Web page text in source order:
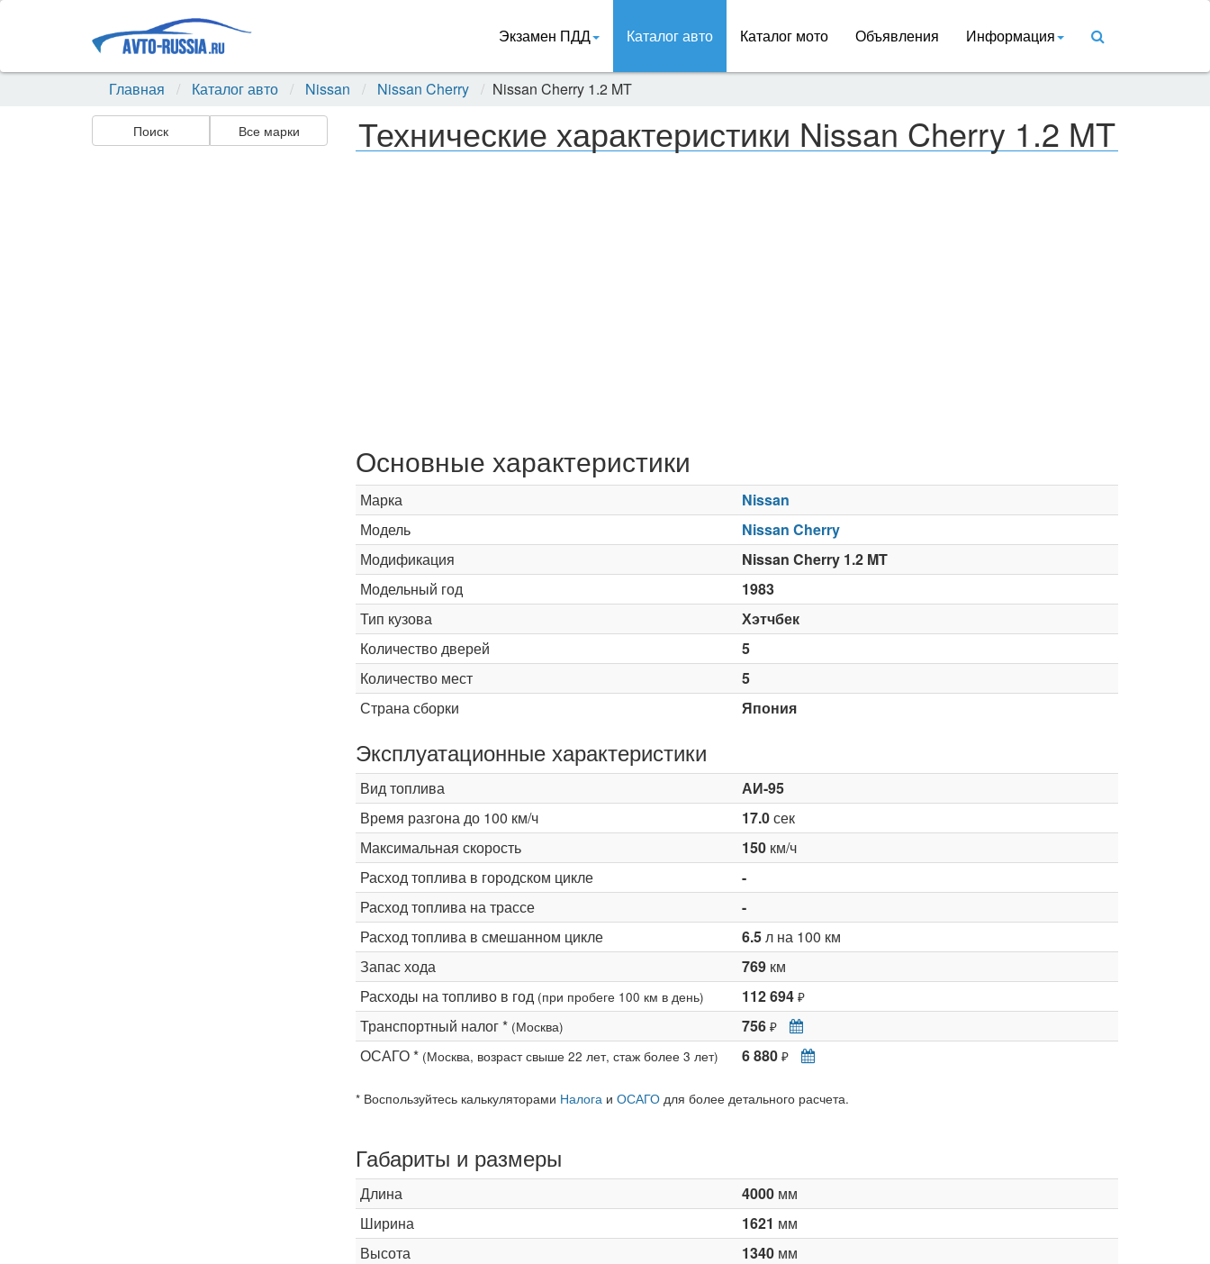
Экзамен ПДД Каталог авто Каталог мото Объявления Информация
Главная Каталог авто Nissan Nissan Cherry Nissan Cherry 1.2 MT
Поиск Все марки Технические характеристики Nissan Cherry 1.2 MT
Основные характеристики
Марка
Nissan
Модель
Nissan Cherry
Модификация
Nissan Cherry 1.2 MT
Модельный год
1983
Тип кузова
Хэтчбек
Количество дверей
5
Количество мест
5
Страна сборки
Япония
Эксплуатационные характеристики
Вид топлива
АИ-95
Время разгона до 100 км/ч
17.0сек
Максимальная скорость
150км/ч
Расход топлива в городском цикле
-
Расход топлива на трассе
-
Расход топлива в смешанном цикле
6.5л на 100 км
Запас хода
769км
Расходы на топливо в год (при пробеге 100 км в день) 112 694 ₽
Транспортный налог * (Москва) 756 ₽
ОСАГО * (Москва, возраст свыше 22 лет, стаж более 3 лет) 6 880 ₽
* Воспользуйтесь калькуляторами Налогаи ОСАГОдля более детального расчета.
Габариты и размеры
Длина 4000мм
Ширина
1621 мм
Высота
1340мм